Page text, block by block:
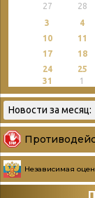
27 28
3 4
10
11
17
18
24 25
31
1
Независимая